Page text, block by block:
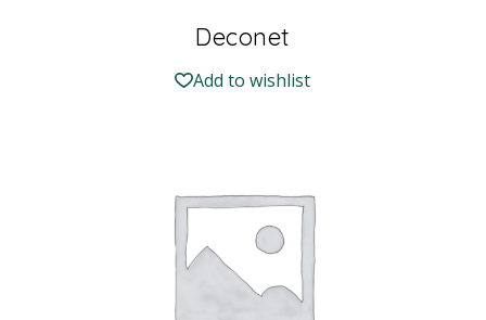
Deconet
Add to wishlist